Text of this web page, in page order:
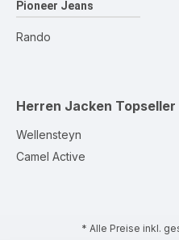
Pioneer Jeans
Rando
Herren Jacken Topseller
Wellensteyn
Camel Active
* Alle Preise inkl.